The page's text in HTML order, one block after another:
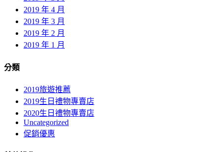
2019 年 4 月
2019 年 3 月
2019 年 2 月
2019 年 1 月
分類
2019旅遊推薦
2019生日禮物專賣店
2020生日禮物專賣店
Uncategorized
促銷優惠